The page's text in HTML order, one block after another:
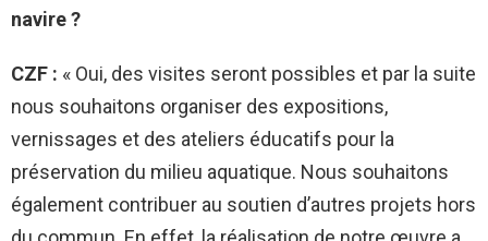
navire ?
CZF : « Oui, des visites seront possibles et par la suite
nous souhaitons organiser des expositions,
vernissages et des ateliers éducatifs pour la
préservation du milieu aquatique. Nous souhaitons
également contribuer au soutien d’autres projets hors